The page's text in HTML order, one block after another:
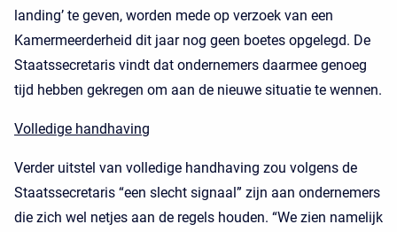
landing’ te geven, worden mede op verzoek van een
Kamermeerderheid dit jaar nog geen boetes opgelegd. De
Staatssecretaris vindt dat ondernemers daarmee genoeg
tijd hebben gekregen om aan de nieuwe situatie te wennen.
Volledige handhaving
Verder uitstel van volledige handhaving zou volgens de
Staatssecretaris “een slecht signaal” zijn aan ondernemers
die zich wel netjes aan de regels houden. “We zien namelijk